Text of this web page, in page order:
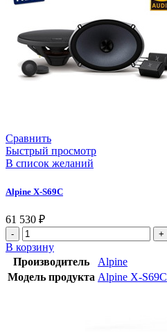
Сравнить
Быстрый просмотр
В список желаний
Alpine X-S69C
61 530 ₽
В корзину
Производитель
Alpine
Модель продукта Alpine X-S69C